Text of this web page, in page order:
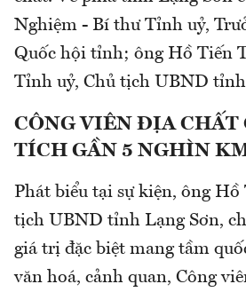
Nghiệm - Bí thư Tỉnh uỷ,
Quốc hội tỉnh; ông Hồ Tiến
Tỉnh uỷ, Chủ tịch UBND
CÔNG VIÊN ĐỊA CHẤT
TÍCH GẦN 5 NGHÌN
Phát biểu tại sự kiện, ông
tịch UBND tỉnh Lạng Sơn,
giá trị đặc biệt mang tầm
văn hoá, cảnh quan, Công